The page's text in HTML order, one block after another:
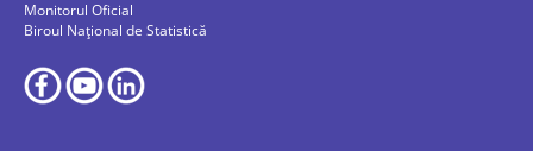
Monitorul Oficial
Biroul Naţional de Statistică